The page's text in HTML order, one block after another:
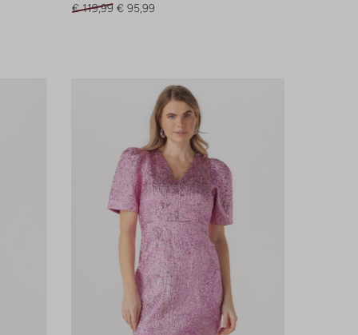
€ 119,99 € 95,99